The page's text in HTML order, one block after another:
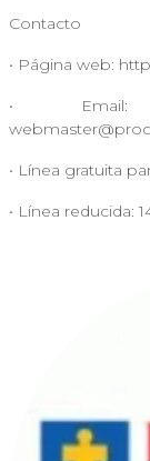
Contacto
• Página web:
•
• Línea gratuita
• Línea reducida: